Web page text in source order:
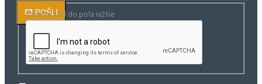
POŠLI
Zadajte kód do poľa nižšie